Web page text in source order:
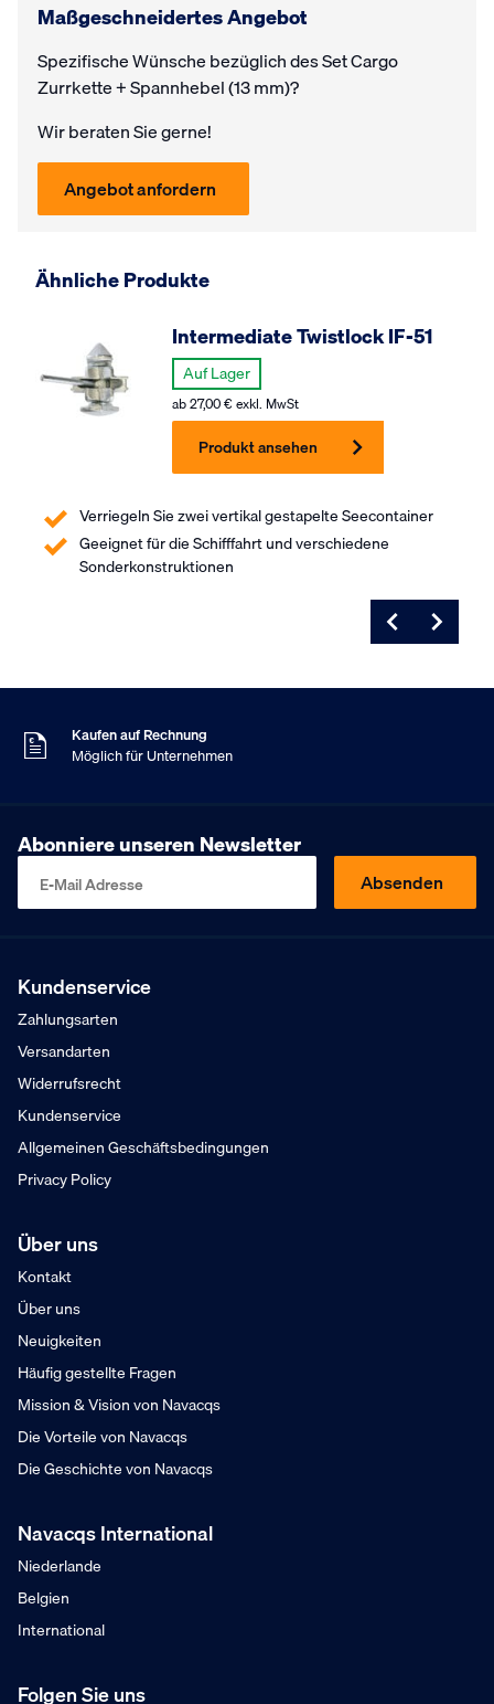
Maßgeschneidertes Angebot
Spezifische Wünsche bezüglich des Set Cargo
Zurrkette + Spannhebel (13 mm)?
Wir beraten Sie gerne!
Angebot anfordern
Ähnliche Produkte
Verriegeln Sie zwei vertikal gestapelte Seecontainer
Geeignet für die Schifffahrt und verschiedene
Sonderkonstruktionen
Intermediate Twistlock IF-51
Auf Lager
ab27,00€ exkl. MwSt
Produkt ansehen
9
Kundenbewertung
Kaufen auf Rechnung
Möglich für Unternehmen
Versand Montag
,5
Basierend auf 453 Bewertungen
Kaufen auf Rechnung
Ab 75,- € exkl. MwSt.
Am Sonntag bestellt
Versand Montag
Abonniere unseren Newsletter
E-Mail Adresse Absenden
Kundenservice
Zahlungsarten
Versandarten
Widerrufsrecht
Kundenservice
Allgemeinen Geschäftsbedingungen
Privacy Policy
Über uns
Kontakt
Über uns
Neuigkeiten
Häufig gestellte Fragen
Mission & Vision von Navacqs
Die Vorteile von Navacqs
Die Geschichte von Navacqs
Navacqs International
Niederlande
Belgien
International
Folgen Sie uns